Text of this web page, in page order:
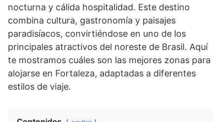
nocturna y cálida hospitalidad. Este destino
combina cultura, gastronomía y paisajes
paradisíacos, convirtiéndose en uno de los
principales atractivos del noreste de Brasil. Aquí
te mostramos cuáles son las mejores zonas para
alojarse en Fortaleza, adaptadas a diferentes
estilos de viaje.